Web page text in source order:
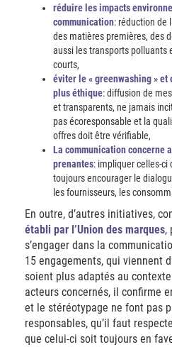
réduire les impacts
communication: réduction de
des matières premières, des
aussi les transports polluants
courts,
éviter le « greenwashing »
plus éthique: diffusion de
et transparents, ne jamais
pas écoresponsable et la
offres doit être vérifiable,
La communication concerne
prenantes: impliquer celles-ci
toujours encourager le
les fournisseurs, les
En outre, d’autres initiatives,
établi par l’Union des marques,
s’engager dans la
15 engagements, qui viennent
soient plus adaptés au
acteurs concernés, il confirme
et le stéréotypage ne font pas
responsables, qu’il faut
que celui-ci soit toujours en